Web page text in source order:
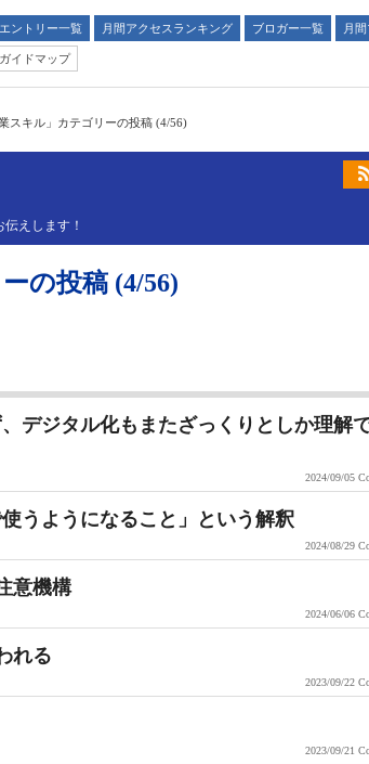
エントリー一覧 月間アクセスランキング ブロガー一覧
月
ガイドマップ
業スキル」カテゴリーの投稿 (4/56)
えします！
の投稿 (4/56)
デジタル化もまたざっくりとしか理解
2024/09/05
うようになること」という解釈
2024/08/29
意機構
2024/06/06
れる
2023/09/22
2023/09/21